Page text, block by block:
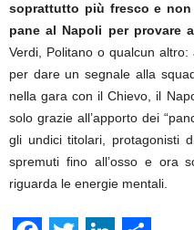
soprattutto più fresco e
pane al Napoli per provare
Verdi, Politano o qualcun altro:
per dare un segnale alla
nella gara con il Chievo, il
solo grazie all’apporto dei
gli undici titolari, protagonisti
spremuti fino all’osso e ora
riguarda le energie mentali.